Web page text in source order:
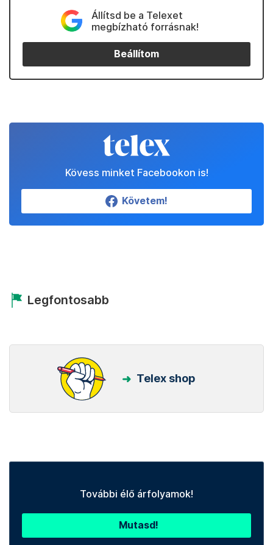
Állítsd be a Telexet
megbízható forrásnak!
Beállítom
Kövess minket Facebookon is!
Követem!
Legfontosabb
Telex shop
További élő árfolyamok!
Mutasd!